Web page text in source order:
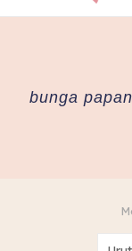
bunga